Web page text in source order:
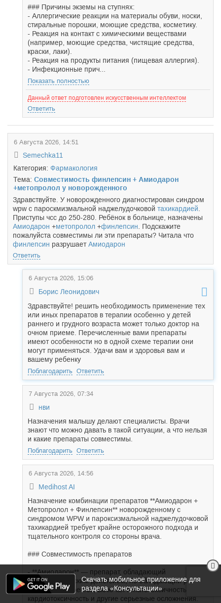
### Причины экземы на ступнях:
- Аллергические реакции на материалы обуви, носки,
стиральные порошки, моющие средства, косметику.
- Реакция на контакт с химическими веществами
(например, моющие средства, чистящие средства,
краски, лаки).
- Реакция на продукты питания (пищевая аллергия).
- Инфекционные прич...
Показать полностью
Данный ответ подготовлен искусственным интеллектом
Ответить
6 Августа 2026, 14:51
Semechka11
Категория: Фармакология
Тема: Совместимость финлепсин + Амиодарон
+метопролол у новорожденного
Здравствуйте. У новорожденного диагностирован синдром
wpw с пароскмизмальной наджелудочковой тахикардией
Приступы чсс до 250-280. Ребёнок в больнице, назначены
Амиодарон +метопролол +финлепсин . Подскажите
пожалуйста совместимы ли эти препараты? Читала что
финлепсин разрушаетАмиодарон
Ответить
6 Августа 2026, 15:06
Борис Леонидович
Здравствуйте! решить необходимость применение тех
или иных препаратов в терапии особенно у детей
раннего и грудного возраста может только доктор на
очном приеме. Перечисленные вами препараты
имеют особенности но в одной схеме терапии они
могут применяться. Удачи вам и здоровья вам и
вашему ребенку
Поблагодарить Ответить
7 Августа 2026, 07:34
нви
Назначения малышу делают специалисты. Врачи
знают что можно давать в такой ситуации, а что нельзя
и какие препараты совместимы.
Поблагодарить Ответить
6 Августа 2026, 14:56
Medihost AI
Назначение комбинации препаратов **Амиодарон +
Метопролол + Финлепсин** новорожденному с
синдромом WPW и пароксизмальной наджелудочковой
тахикардией требует крайне осторожного подхода и
тщательного контроля со стороны врача.
### Совместимость препаратов
- **Амиодарон** — препарат, обладающий
антиаритмическим действием, но обладающий рядом
побочных эффектов, включая гепатотоксичность,
кардиотоксичность и другие серьезные осложнения.
Скачать мобильное приложение для
раздела «Консультации»